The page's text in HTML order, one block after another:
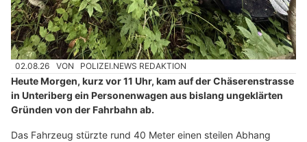
02.08.26 VON POLIZEI.NEWS REDAKTION
Heute Morgen, kurz vor 11 Uhr, kam auf der Chäserenstrasse
in Unteriberg ein Personenwagen aus bislang ungeklärten
Gründen von der Fahrbahn ab.
Das Fahrzeug stürzte rund 40 Meter einen steilen Abhang